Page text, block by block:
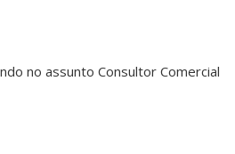
no assunto Consultor Comercial